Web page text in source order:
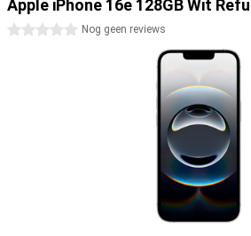
Apple iPhone 16e 128GB Wit
0 sterrenNog geen reviews